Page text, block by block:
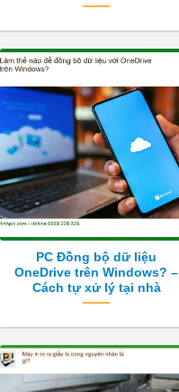
PC Đồng bộ dữ liệu
OneDrive trên Windows? –
Cách tự xử lý tại nhà